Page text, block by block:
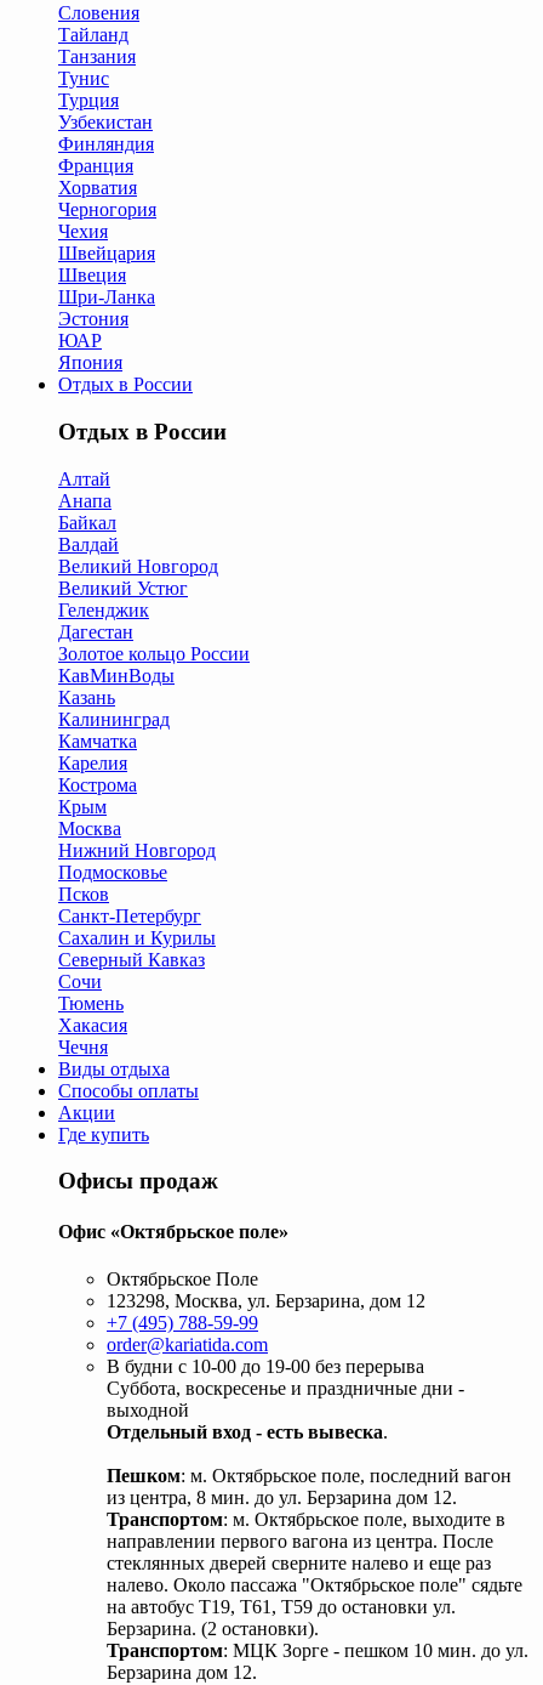
Словения
Тайланд
Танзания
Тунис
Турция
Узбекистан
Финляндия
Франция
Хорватия
Черногория
Чехия
Швейцария
Швеция
Шри-Ланка
Эстония
ЮАР
Япония
Отдых в России
Отдых в России
Алтай
Анапа
Байкал
Валдай
Великий Новгород
Великий Устюг
Геленджик
Дагестан
Золотое кольцо России
КавМинВоды
Казань
Калининград
Камчатка
Карелия
Кострома
Крым
Москва
Нижний Новгород
Подмосковье
Псков
Санкт-Петербург
Сахалин и Курилы
Северный Кавказ
Сочи
Тюмень
Хакасия
Чечня
Виды отдыха
Способы оплаты
Акции
Где купить
Офисы продаж
Офис «Октябрьское поле»
Октябрьское Поле
123298, Москва, ул. Берзарина, дом 12
+7 (495) 788-59-99
order@kariatida.com
В будни с 10-00 до 19-00 без перерыва
Суббота, воскресенье и праздничные дни -
выходной
Отдельный вход - есть вывеска.
Пешком: м. Октябрьское поле, последний вагон
из центра, 8 мин. до ул. Берзарина дом 12.
Транспортом: м. Октябрьское поле, выходите в
направлении первого вагона из центра. После
стеклянных дверей сверните налево и еще раз
налево. Около пассажа "Октябрьское поле" сядьте
на автобус Т19, Т61, Т59 до остановки ул.
Берзарина. (2 остановки).
Транспортом: МЦК Зорге - пешком 10 мин. до ул.
Берзарина дом 12.